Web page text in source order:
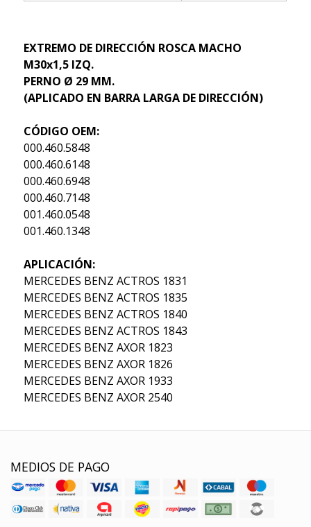
EXTREMO DE DIRECCIÓN ROSCA MACHO
M30x1,5 IZQ.
PERNO Ø 29 MM.
(APLICADO EN BARRA LARGA DE DIRECCIÓN)
CÓDIGO OEM:
000.460.5848
000.460.6148
000.460.6948
000.460.7148
001.460.0548
001.460.1348
APLICACIÓN:
MERCEDES BENZ ACTROS 1831
MERCEDES BENZ ACTROS 1835
MERCEDES BENZ ACTROS 1840
MERCEDES BENZ ACTROS 1843
MERCEDES BENZ AXOR 1823
MERCEDES BENZ AXOR 1826
MERCEDES BENZ AXOR 1933
MERCEDES BENZ AXOR 2540
MEDIOS DE PAGO